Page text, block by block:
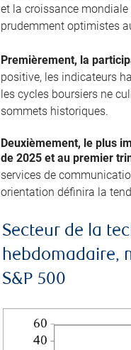
et la croissance
prudemment optimistes
Premièrement, la
positive, les indicateurs
les cycles boursiers ne
sommets historiques.
Deuxièmement, le plus
de 2025 et au premier
services de
orientation définira la
Secteur de la
hebdomadaire,
S&P 500